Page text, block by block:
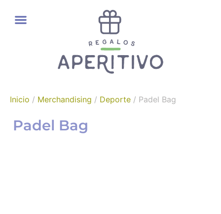
Inicio / Merchandising / Deporte / Padel Bag
Padel Bag